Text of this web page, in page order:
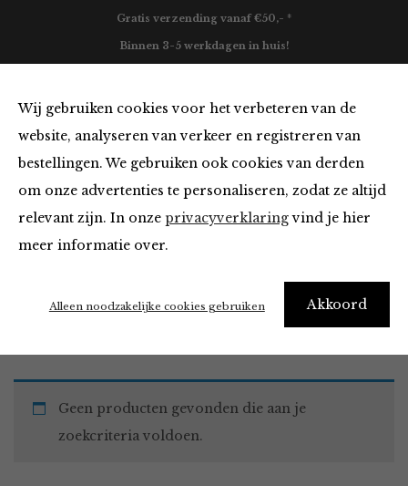
Wij gebruiken cookies voor het verbeteren van de
website, analyseren van verkeer en registreren van
bestellingen. We gebruiken ook cookies van derden
om onze advertenties te personaliseren, zodat ze altijd
relevant zijn. In onze privacyverklaringvind je hier
meer informatie over.
Akkoord
Alleen noodzakelijke cookies gebruiken
Gratis verzending vanaf €50,- *
Binnen 3-5 werkdagen in huis!
Must Haves
Home Winkel Accessoires Must Haves
Geen producten gevonden die aan je
zoekcriteria voldoen.